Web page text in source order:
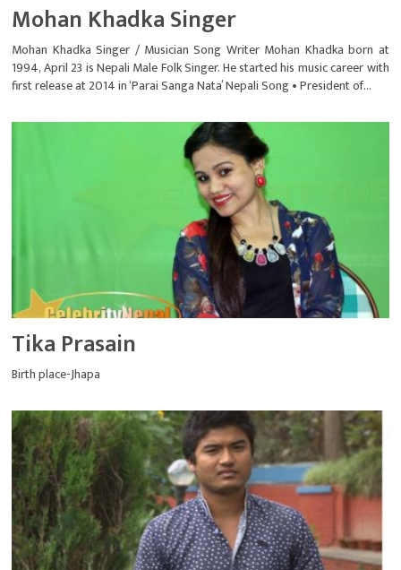
Mohan Khadka Singer
Mohan Khadka Singer / Musician Song Writer Mohan Khadka born at
1994, April 23 is Nepali Male Folk Singer. He started his music career with
first release at 2014 in ‘Parai Sanga Nata’ Nepali Song • President of...
Tika Prasain
Birth place-Jhapa